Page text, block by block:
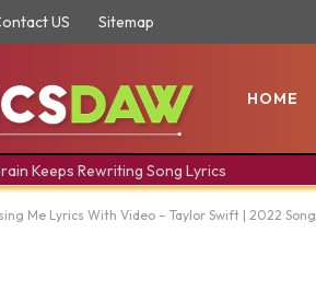
US Sitemap
HOME
Keeps Rewriting Song Lyrics
Me Lyrics With Video – Taylor Swift | 2022 Song